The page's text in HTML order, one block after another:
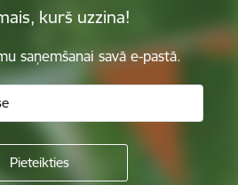
kurš uzzina!
saņemšanai savā e-pastā.